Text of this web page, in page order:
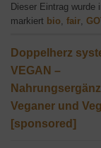
Dieser Eintrag wurde
markiert bio fair
Doppelherz
VEGAN –
Veganer und
[sponsored]